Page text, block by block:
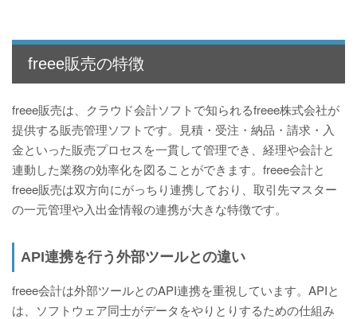
freee販売の特徴
freee販売は、クラウド会計ソフトで知られるfreee株式会社が
提供する販売管理ソフトです。見積・受注・納品・請求・入
金といった販売プロセスを一貫して管理でき、経理や会計と
連動した業務の効率化を図ることができます。freee会計と
freee販売は双方向にがっちり連携しており、取引先マスター
の一元管理や入出金情報の連携が大きな特徴です。
API連携を行う外部ツールとの違い
freee会計は外部ツールとのAPI連携を重視しています。APIと
は、ソフトウェア同士がデータをやりとりするための仕組み